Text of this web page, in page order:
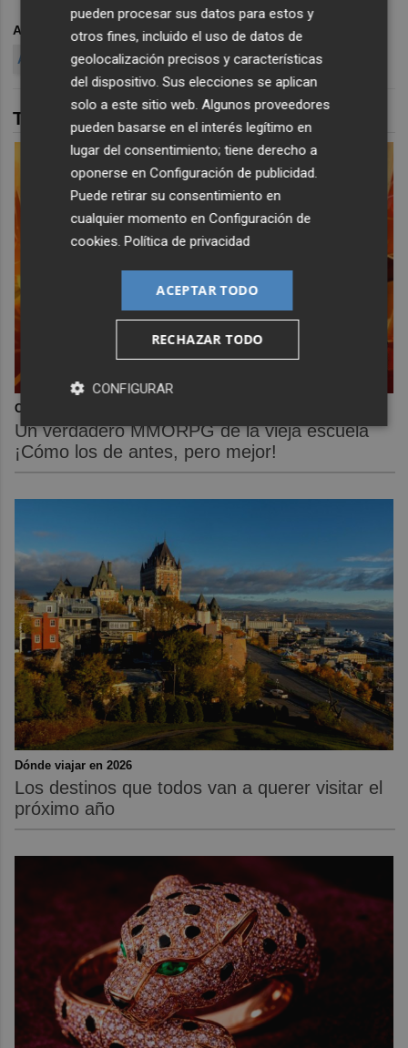
ARCHIVADO EN
FERIA DEL LIBRO
AYUNTAMIENTO DE CASTELLÓ
TAMBIÉN TE PUEDE INTERESAR
Corepunk MMORPG
Un verdadero MMORPG de la vieja escuela
¡Cómo los de antes, pero mejor!
Dónde viajar en 2026
Los destinos que todos van a querer visitar el
próximo año
pueden procesar sus datos para estos y
otros fines, incluido el uso de datos de
geolocalización precisos y características
del dispositivo. Sus elecciones se aplican
solo a este sitio web. Algunos proveedores
pueden basarse en el interés legítimo en
lugar del consentimiento; tiene derecho a
oponerse enConfiguración de publicidad
Puede retirar su consentimiento en
cualquier momento enConfiguración de
cookies .Política de privacidad
ACEPTAR TODO
RECHAZAR TODO
CONFIGURAR